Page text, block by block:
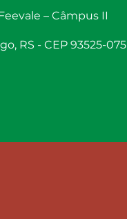
– Câmpus II
RS - CEP 93525-075